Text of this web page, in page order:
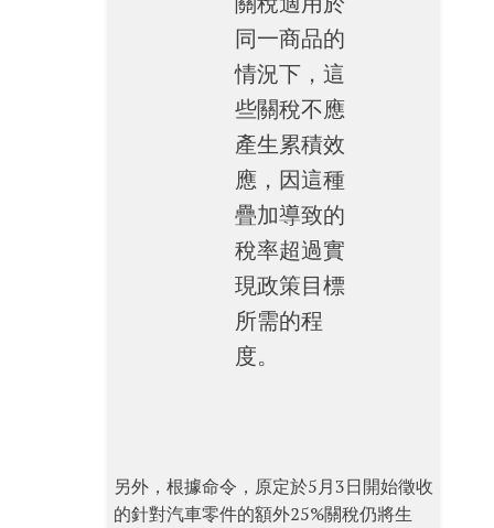
同一商品的
情況下，這
些關稅不應
產生累積效
應，因這種
疊加導致的
稅率超過實
現政策目標
所需的程
度。
另外，根據命令，原定於5月3日開始徵收
的針對汽車零件的額外25%關稅仍將生